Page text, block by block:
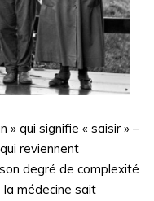
» qui signifie « saisir » –
reviennent
degré de complexité
médecine sait